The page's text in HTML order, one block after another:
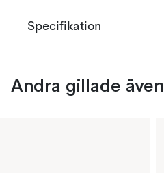
Specifikation
Andra gillade även